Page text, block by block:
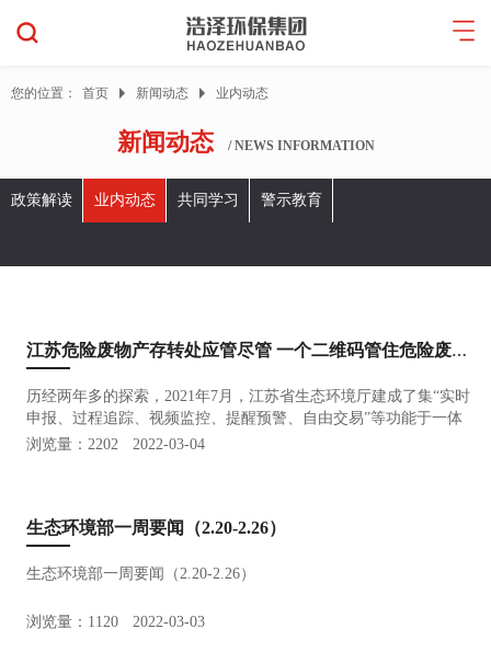
您的位置： 首页 新闻动态 业内动态
新闻动态 / NEWS INFORMATION
政策解读 业内动态 共同学习 警示教育
江苏危险废物产存转处应管尽管 一个二维码管住危险废物全生命周期
历经两年多的探索，2021年7月，江苏省生态环境厅建成了集“实时
申报、过程追踪、视频监控、提醒预警、自由交易”等功能于一体
的危险废物全生命周期监控系统（以下简称省系统）。
浏览量：2202 2022-03-04
生态环境部一周要闻（2.20-2.26）
生态环境部一周要闻（2.20-2.26）
浏览量：1120 2022-03-03